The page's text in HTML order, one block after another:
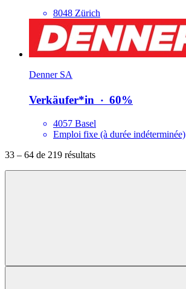
8048 Zürich
Denner SA
Verkäufer*​in ‧ 60%
4057 Basel
Emploi fixe (à durée indéterminée)
33 – 64 de 219 résultats